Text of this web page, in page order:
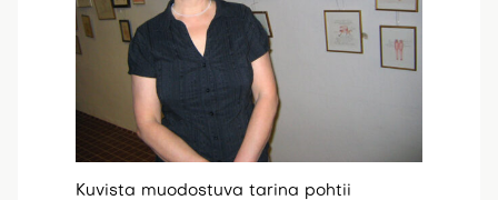
Kuvista muodostuva tarina pohtii